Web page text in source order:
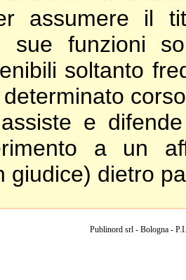
assumere il
sue funzioni
soltanto
e
a un
giudice) dietro
Publinord srl - Bologna -